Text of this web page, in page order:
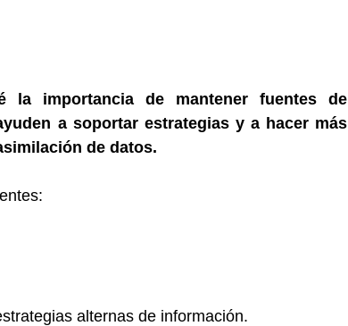
la importancia de mantener fuentes de
a soportar estrategias y a hacer más
de datos.
alternas de información.